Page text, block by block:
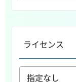
ライセンス